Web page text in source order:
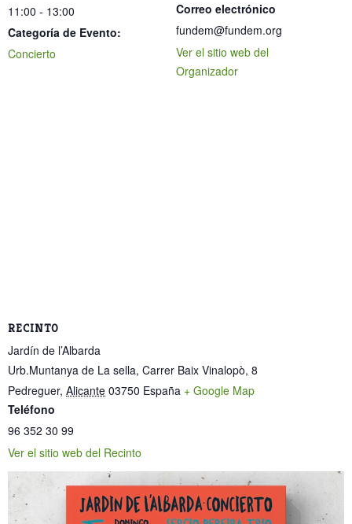
11:00 - 13:00
Categoría de Evento:
Concierto
Correo electrónico
fundem@fundem.org
Ver el sitio web del
Organizador
RECINTO
Jardín de l’Albarda
Urb.Muntanya de La sella, Carrer Baix Vinalopò, 8
Pedreguer, Alicante 03750 España + Google Map
Teléfono
96 352 30 99
Ver el sitio web del Recinto